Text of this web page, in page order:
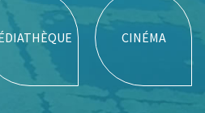
CINÉMA